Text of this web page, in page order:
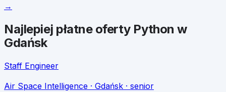
→
Najlepiej płatne oferty Python w
Gdańsk
Staff Engineer
Air Space Intelligence · Gdańsk · senior